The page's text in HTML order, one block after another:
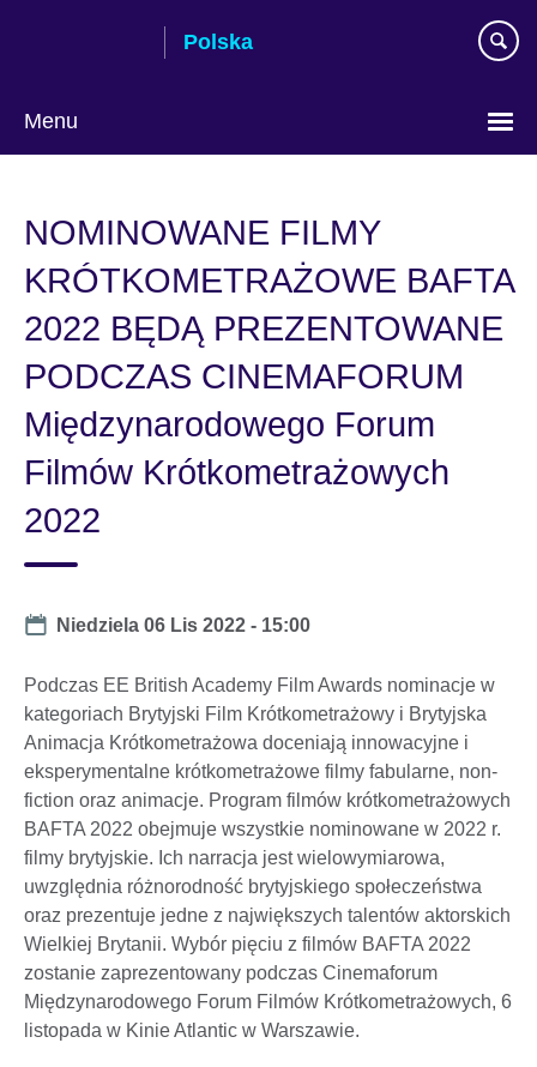
Polska
Menu
NOMINOWANE FILMY
KRÓTKOMETRAŻOWE BAFTA
2022 BĘDĄ PREZENTOWANE
PODCZAS CINEMAFORUM
Międzynarodowego Forum
Filmów Krótkometrażowych
2022
Date
Niedziela 06 Lis 2022 - 15:00
Podczas EE British Academy Film Awards nominacje w
kategoriach Brytyjski Film Krótkometrażowy i Brytyjska
Animacja Krótkometrażowa doceniają innowacyjne i
eksperymentalne krótkometrażowe filmy fabularne, non-
fiction oraz animacje. Program filmów krótkometrażowych
BAFTA 2022 obejmuje wszystkie nominowane w 2022 r.
filmy brytyjskie. Ich narracja jest wielowymiarowa,
uwzględnia różnorodność brytyjskiego społeczeństwa
oraz prezentuje jedne z największych talentów aktorskich
Wielkiej Brytanii. Wybór pięciu z filmów BAFTA 2022
zostanie zaprezentowany podczas Cinemaforum
Międzynarodowego Forum Filmów Krótkometrażowych, 6
listopada w Kinie Atlantic w Warszawie.